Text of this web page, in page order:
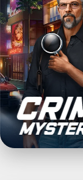
Wimmelbilder